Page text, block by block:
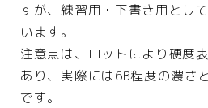
すが、練習用・下書き用とし
います。
注意点は、ロットにより硬度
あり、実際には6B程度の濃さ
です。